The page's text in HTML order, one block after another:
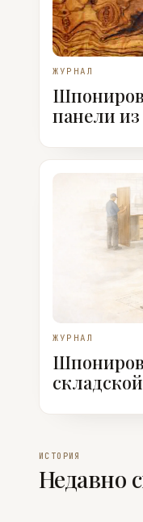
ЖУРНАЛ
панели
ЖУРНАЛ
ИСТОРИЯ
Недавно